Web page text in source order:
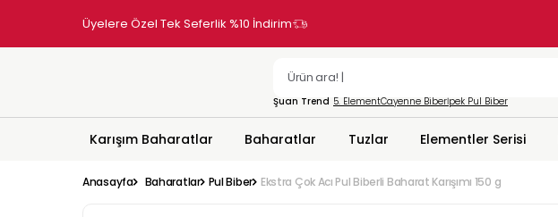
Üyelere Özel Tek Seferlik %10 İndirim
Şuan Trend 5. ElementCayenne Biberİpek Pul Biber
Karışım Baharatlar Baharatlar Tuzlar Elementler Serisi
Anasayfa Baharatlar Pul Biber Ekstra Çok Acı Pul Biberli Baharat Karışımı 150 g